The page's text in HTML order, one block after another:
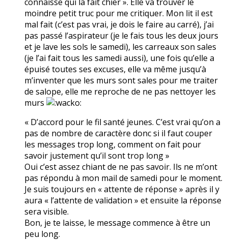
moindre petit truc pour me critiquer. Mon lit il est
mal fait (c’est pas vrai, je dois le faire au carré), j’ai
pas passé l’aspirateur (je le fais tous les deux jours
et je lave les sols le samedi), les carreaux son sales
(je l’ai fait tous les samedi aussi), une fois qu’elle a
épuisé toutes ses excuses, elle va même jusqu’à
m’inventer que les murs sont sales pour me traiter
de salope, elle me reproche de ne pas nettoyer les
murs
« D’accord pour le fil santé jeunes. C’est vrai qu’on a
pas de nombre de caractère donc si il faut couper
les messages trop long, comment on fait pour
savoir justement qu’il sont trop long »
Oui c’est assez chiant de ne pas savoir. Ils ne m’ont
pas répondu à mon mail de samedi pour le moment.
Je suis toujours en « attente de réponse » après il y
aura « l’attente de validation » et ensuite la réponse
sera visible.
Bon, je te laisse, le message commence à être un
peu long.